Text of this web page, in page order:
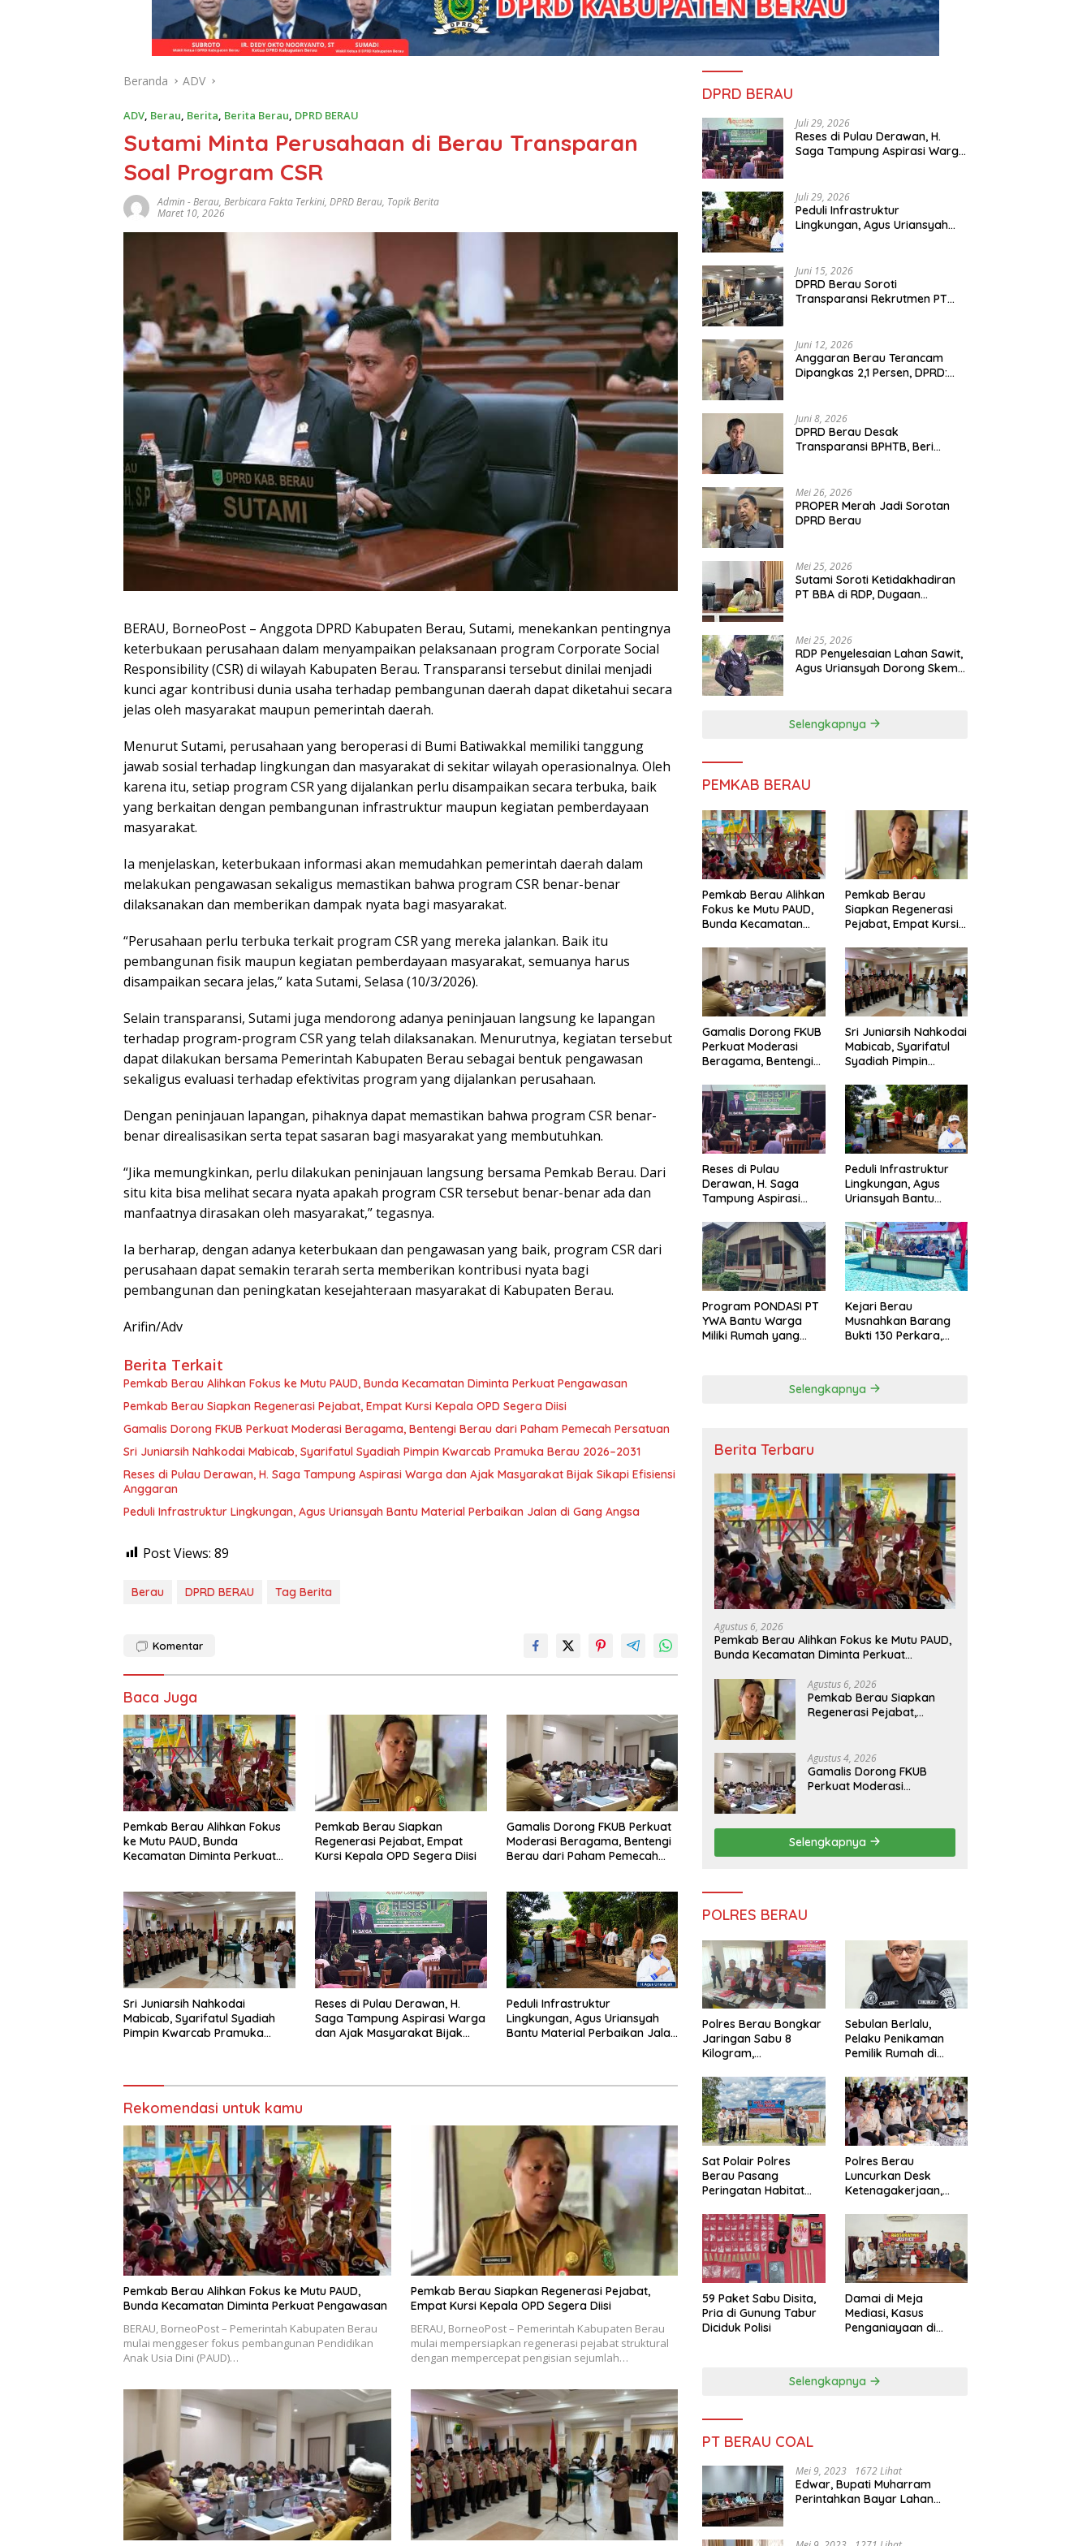
Beranda ADV
ADV, Berau, Berita, Berita Berau, DPRD BERAU
Sutami Minta Perusahaan di Berau Transparan
Soal Program CSR
Admin-Berau, Berbicara Fakta Terkini, DPRD Berau, Topik Berita
Maret 10, 2026
BERAU, BorneoPost – Anggota DPRD Kabupaten Berau, Sutami, menekankan pentingnya
keterbukaan perusahaan dalam menyampaikan pelaksanaan program Corporate Social
Responsibility (CSR) di wilayah Kabupaten Berau. Transparansi tersebut dinilai menjadi
kunci agar kontribusi dunia usaha terhadap pembangunan daerah dapat diketahui secara
jelas oleh masyarakat maupun pemerintah daerah.
Menurut Sutami, perusahaan yang beroperasi di Bumi Batiwakkal memiliki tanggung
jawab sosial terhadap lingkungan dan masyarakat di sekitar wilayah operasionalnya. Oleh
karena itu, setiap program CSR yang dijalankan perlu disampaikan secara terbuka, baik
yang berkaitan dengan pembangunan infrastruktur maupun kegiatan pemberdayaan
masyarakat.
Ia menjelaskan, keterbukaan informasi akan memudahkan pemerintah daerah dalam
melakukan pengawasan sekaligus memastikan bahwa program CSR benar-benar
dilaksanakan dan memberikan dampak nyata bagi masyarakat.
“Perusahaan perlu terbuka terkait program CSR yang mereka jalankan. Baik itu
pembangunan fisik maupun kegiatan pemberdayaan masyarakat, semuanya harus
disampaikan secara jelas,” kata Sutami, Selasa (10/3/2026).
Selain transparansi, Sutami juga mendorong adanya peninjauan langsung ke lapangan
terhadap program-program CSR yang telah dilaksanakan. Menurutnya, kegiatan tersebut
dapat dilakukan bersama Pemerintah Kabupaten Berau sebagai bentuk pengawasan
sekaligus evaluasi terhadap efektivitas program yang dijalankan perusahaan.
Dengan peninjauan lapangan, pihaknya dapat memastikan bahwa program CSR benar-
benar direalisasikan serta tepat sasaran bagi masyarakat yang membutuhkan.
“Jika memungkinkan, perlu dilakukan peninjauan langsung bersama Pemkab Berau. Dari
situ kita bisa melihat secara nyata apakah program CSR tersebut benar-benar ada dan
manfaatnya dirasakan oleh masyarakat,” tegasnya.
Ia berharap, dengan adanya keterbukaan dan pengawasan yang baik, program CSR dari
perusahaan dapat semakin terarah serta memberikan kontribusi nyata bagi
pembangunan dan peningkatan kesejahteraan masyarakat di Kabupaten Berau.
Arifin/Adv
Berita Terkait
Pemkab Berau Alihkan Fokus ke Mutu PAUD, Bunda Kecamatan Diminta Perkuat Pengawasan
Pemkab Berau Siapkan Regenerasi Pejabat, Empat Kursi Kepala OPD Segera Diisi
Gamalis Dorong FKUB Perkuat Moderasi Beragama, Bentengi Berau dari Paham Pemecah Persatuan
Sri Juniarsih Nahkodai Mabicab, Syarifatul Syadiah Pimpin Kwarcab Pramuka Berau 2026–2031
Reses di Pulau Derawan, H. Saga Tampung Aspirasi Warga dan Ajak Masyarakat Bijak Sikapi Efisiensi
Anggaran
Peduli Infrastruktur Lingkungan, Agus Uriansyah Bantu Material Perbaikan Jalan di Gang Angsa
Post Views: 89
Berau DPRD BERAU Tag Berita
Komentar
Baca Juga
Pemkab Berau Alihkan Fokus
ke Mutu PAUD, Bunda
Kecamatan Diminta Perkuat
Pemkab Berau Siapkan
Regenerasi Pejabat, Empat
Kursi Kepala OPD Segera Diisi
Gamalis Dorong FKUB Perkuat
Moderasi Beragama, Bentengi
Berau dari Paham Pemecah
Sri Juniarsih Nahkodai
Mabicab, Syarifatul Syadiah
Pimpin Kwarcab Pramuka
Reses di Pulau Derawan, H.
Saga Tampung Aspirasi Warga
dan Ajak Masyarakat Bijak
Peduli Infrastruktur
Lingkungan, Agus Uriansyah
Bantu Material Perbaikan Jalan
Rekomendasi untuk kamu
Pemkab Berau Alihkan Fokus ke Mutu PAUD,
Bunda Kecamatan Diminta Perkuat Pengawasan
BERAU, BorneoPost – Pemerintah Kabupaten Berau
mulai menggeser fokus pembangunan Pendidikan
Anak Usia Dini (PAUD)…
Pemkab Berau Siapkan Regenerasi Pejabat,
Empat Kursi Kepala OPD Segera Diisi
BERAU, BorneoPost – Pemerintah Kabupaten Berau
mulai mempersiapkan regenerasi pejabat struktural
dengan mempercepat pengisian sejumlah…
DPRD BERAU
Juli 29, 2026
Reses di Pulau Derawan, H.
Saga Tampung Aspirasi Warga
Juli 29, 2026
Peduli Infrastruktur
Lingkungan, Agus Uriansyah
Juni 15, 2026
DPRD Berau Soroti
Transparansi Rekrutmen PT
Juni 12, 2026
Anggaran Berau Terancam
Dipangkas 2,1 Persen, DPRD:
Juni 8, 2026
DPRD Berau Desak
Transparansi BPHTB, Beri
Mei 26, 2026
PROPER Merah Jadi Sorotan
DPRD Berau
Mei 25, 2026
Sutami Soroti Ketidakhadiran
PT BBA di RDP, Dugaan
Mei 25, 2026
RDP Penyelesaian Lahan Sawit,
Agus Uriansyah Dorong Skema
Selengkapnya
PEMKAB BERAU
Pemkab Berau Alihkan
Fokus ke Mutu PAUD,
Bunda Kecamatan
Pengawasan
Pemkab Berau
Siapkan Regenerasi
Pejabat, Empat Kursi
Diisi
Gamalis Dorong FKUB
Perkuat Moderasi
Beragama, Bentengi
Pemecah Persatuan
Sri Juniarsih Nahkodai
Mabicab, Syarifatul
Syadiah Pimpin
Berau 2026–2031
Reses di Pulau
Derawan, H. Saga
Tampung Aspirasi
Masyarakat Bijak
Sikapi Efisiensi
Anggaran
Peduli Infrastruktur
Lingkungan, Agus
Uriansyah Bantu
Jalan di Gang Angsa
Program PONDASI PT
YWA Bantu Warga
Miliki Rumah yang
Kejari Berau
Musnahkan Barang
Bukti 130 Perkara,
Selengkapnya
Berita Terbaru
Agustus 6, 2026
Pemkab Berau Alihkan Fokus ke Mutu PAUD,
Bunda Kecamatan Diminta Perkuat
Agustus 6, 2026
Pemkab Berau Siapkan
Regenerasi Pejabat,
Agustus 4, 2026
Gamalis Dorong FKUB
Perkuat Moderasi
Persatuan
Selengkapnya
POLRES BERAU
Polres Berau Bongkar
Jaringan Sabu 8
Kilogram,
dari Dalam Lapas
Tarakan
Sebulan Berlalu,
Pelaku Penikaman
Pemilik Rumah di
Diburu Polisi
Sat Polair Polres
Berau Pasang
Peringatan Habitat
Polres Berau
Luncurkan Desk
Ketenagakerjaan,
Didorong Tuntas
Lewat Mediasi
59 Paket Sabu Disita,
Pria di Gunung Tabur
Diciduk Polisi
Damai di Meja
Mediasi, Kasus
Penganiayaan di
Selengkapnya
PT BERAU COAL
Mei 9, 2023 1672 Lihat
Edwar, Bupati Muharram
Perintahkan Bayar Lahan